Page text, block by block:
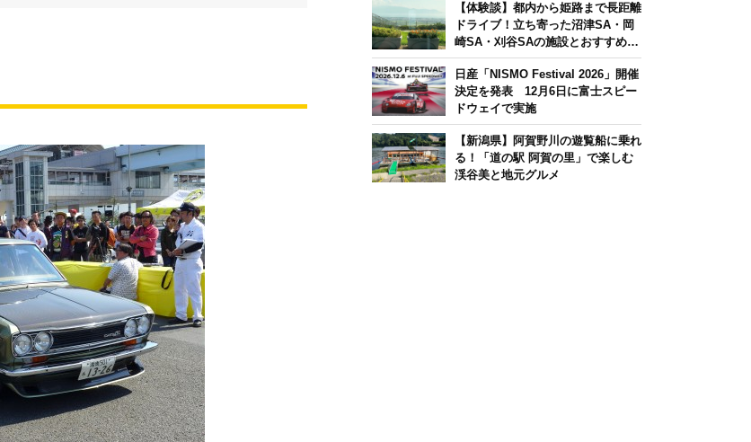
【体験談】都内から姫路まで長距離
ドライブ！立ち寄った沼津SA・岡
崎SA・刈谷SAの施設とおすすめグ
ルメを紹介
日産「NISMO Festival 2026」開催
決定を発表 12月6日に富士スピー
ドウェイで実施
【新潟県】阿賀野川の遊覧船に乗れ
る！「道の駅 阿賀の里」で楽しむ
渓谷美と地元グルメ